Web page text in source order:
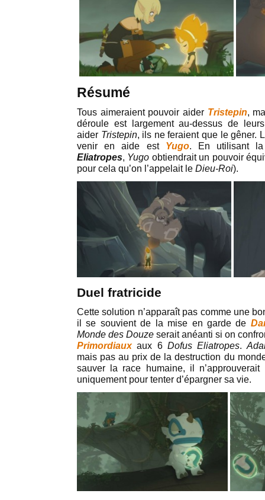
Résumé
Tous aimeraient pouvoir aider Tristepin,
déroule est largement au-dessus de
aider Tristepin, ils ne feraient que le gêner.
venir en aide est Yugo. En utilisant
Eliatropes, Yugo obtiendrait un pouvoir
pour cela qu’on l’appelait le Dieu-Roi).
Duel fratricide
Cette solution n’apparaît pas comme une
il se souvient de la mise en garde de
Monde des Douze serait anéanti si on
Primordiauxaux 6 Dofus Eliatropes.
mais pas au prix de la destruction du
sauver la race humaine, il
uniquement pour tenter d’épargner sa vie.